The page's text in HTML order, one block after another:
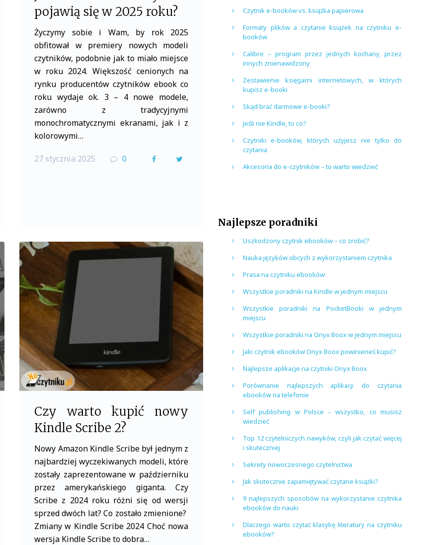
pojawią się w 2025 roku?
Życzymy sobie i Wam, by rok 2025
obfitował w premiery nowych modeli
czytników, podobnie jak to miało miejsce
w roku 2024. Większość cenionych na
rynku producentów czytników ebook co
roku wydaje ok. 3 – 4 nowe modele,
zarówno z tradycyjnymi
monochromatycznymi ekranami, jak i z
kolorowymi…
27 stycznia 2025 0
F
o
e
r
Czy warto kupić nowy
Kindle Scribe 2?
Nowy Amazon Kindle Scribe był jednym z
najbardziej wyczekiwanych modeli, które
zostały zaprezentowane w październiku
przez amerykańskiego giganta. Czy
Scribe z 2024 roku różni się od wersji
sprzed dwóch lat? Co zostało zmienione?
Zmiany w Kindle Scribe 2024 Choć nowa
wersja Kindle Scribe to dobra…
Czytnik e-booków vs. książka papierowa
Formaty plików a czytanie książek na czytniku e-
booków
Calibre – program przez jednych kochany, przez
innych znienawidzony
Zestawienie księgarni internetowych, w których
kupisz e-booki
Skąd brać darmowe e-booki?
Jeśli nie Kindle, to co?
Czytniki e-booków, których użyjesz nie tylko do
czytania
Akcesoria do e-czytników – to warto wiedzieć
Najlepsze poradniki
Uszkodzony czytnik ebooków – co zrobić?
Nauka języków obcych z wykorzystaniem czytnika
Prasa na czytniku ebooków
Wszystkie poradniki na Kindle w jednym miejscu
Wszystkie poradniki na PocketBooki w jednym
miejscu
Wszystkie poradniki na Onyx Boox w jednym miejscu
Jaki czytnik ebooków Onyx Boox powinieneś kupić?
Najlepsze aplikacje na czytniki Onyx Boox
Porównanie najlepszych aplikacji do czytania
ebooków na telefonie
Self publishing w Polsce – wszystko, co musisz
wiedzieć
Top 12 czytelniczych nawyków, czyli jak czytać więcej
i skuteczniej
Sekrety nowoczesnego czytelnictwa
Jak skutecznie zapamiętywać czytane książki?
9 najlepszych sposobów na wykorzystanie czytnika
ebooków do nauki
Dlaczego warto czytać klasykę literatury na czytniku
ebooków?